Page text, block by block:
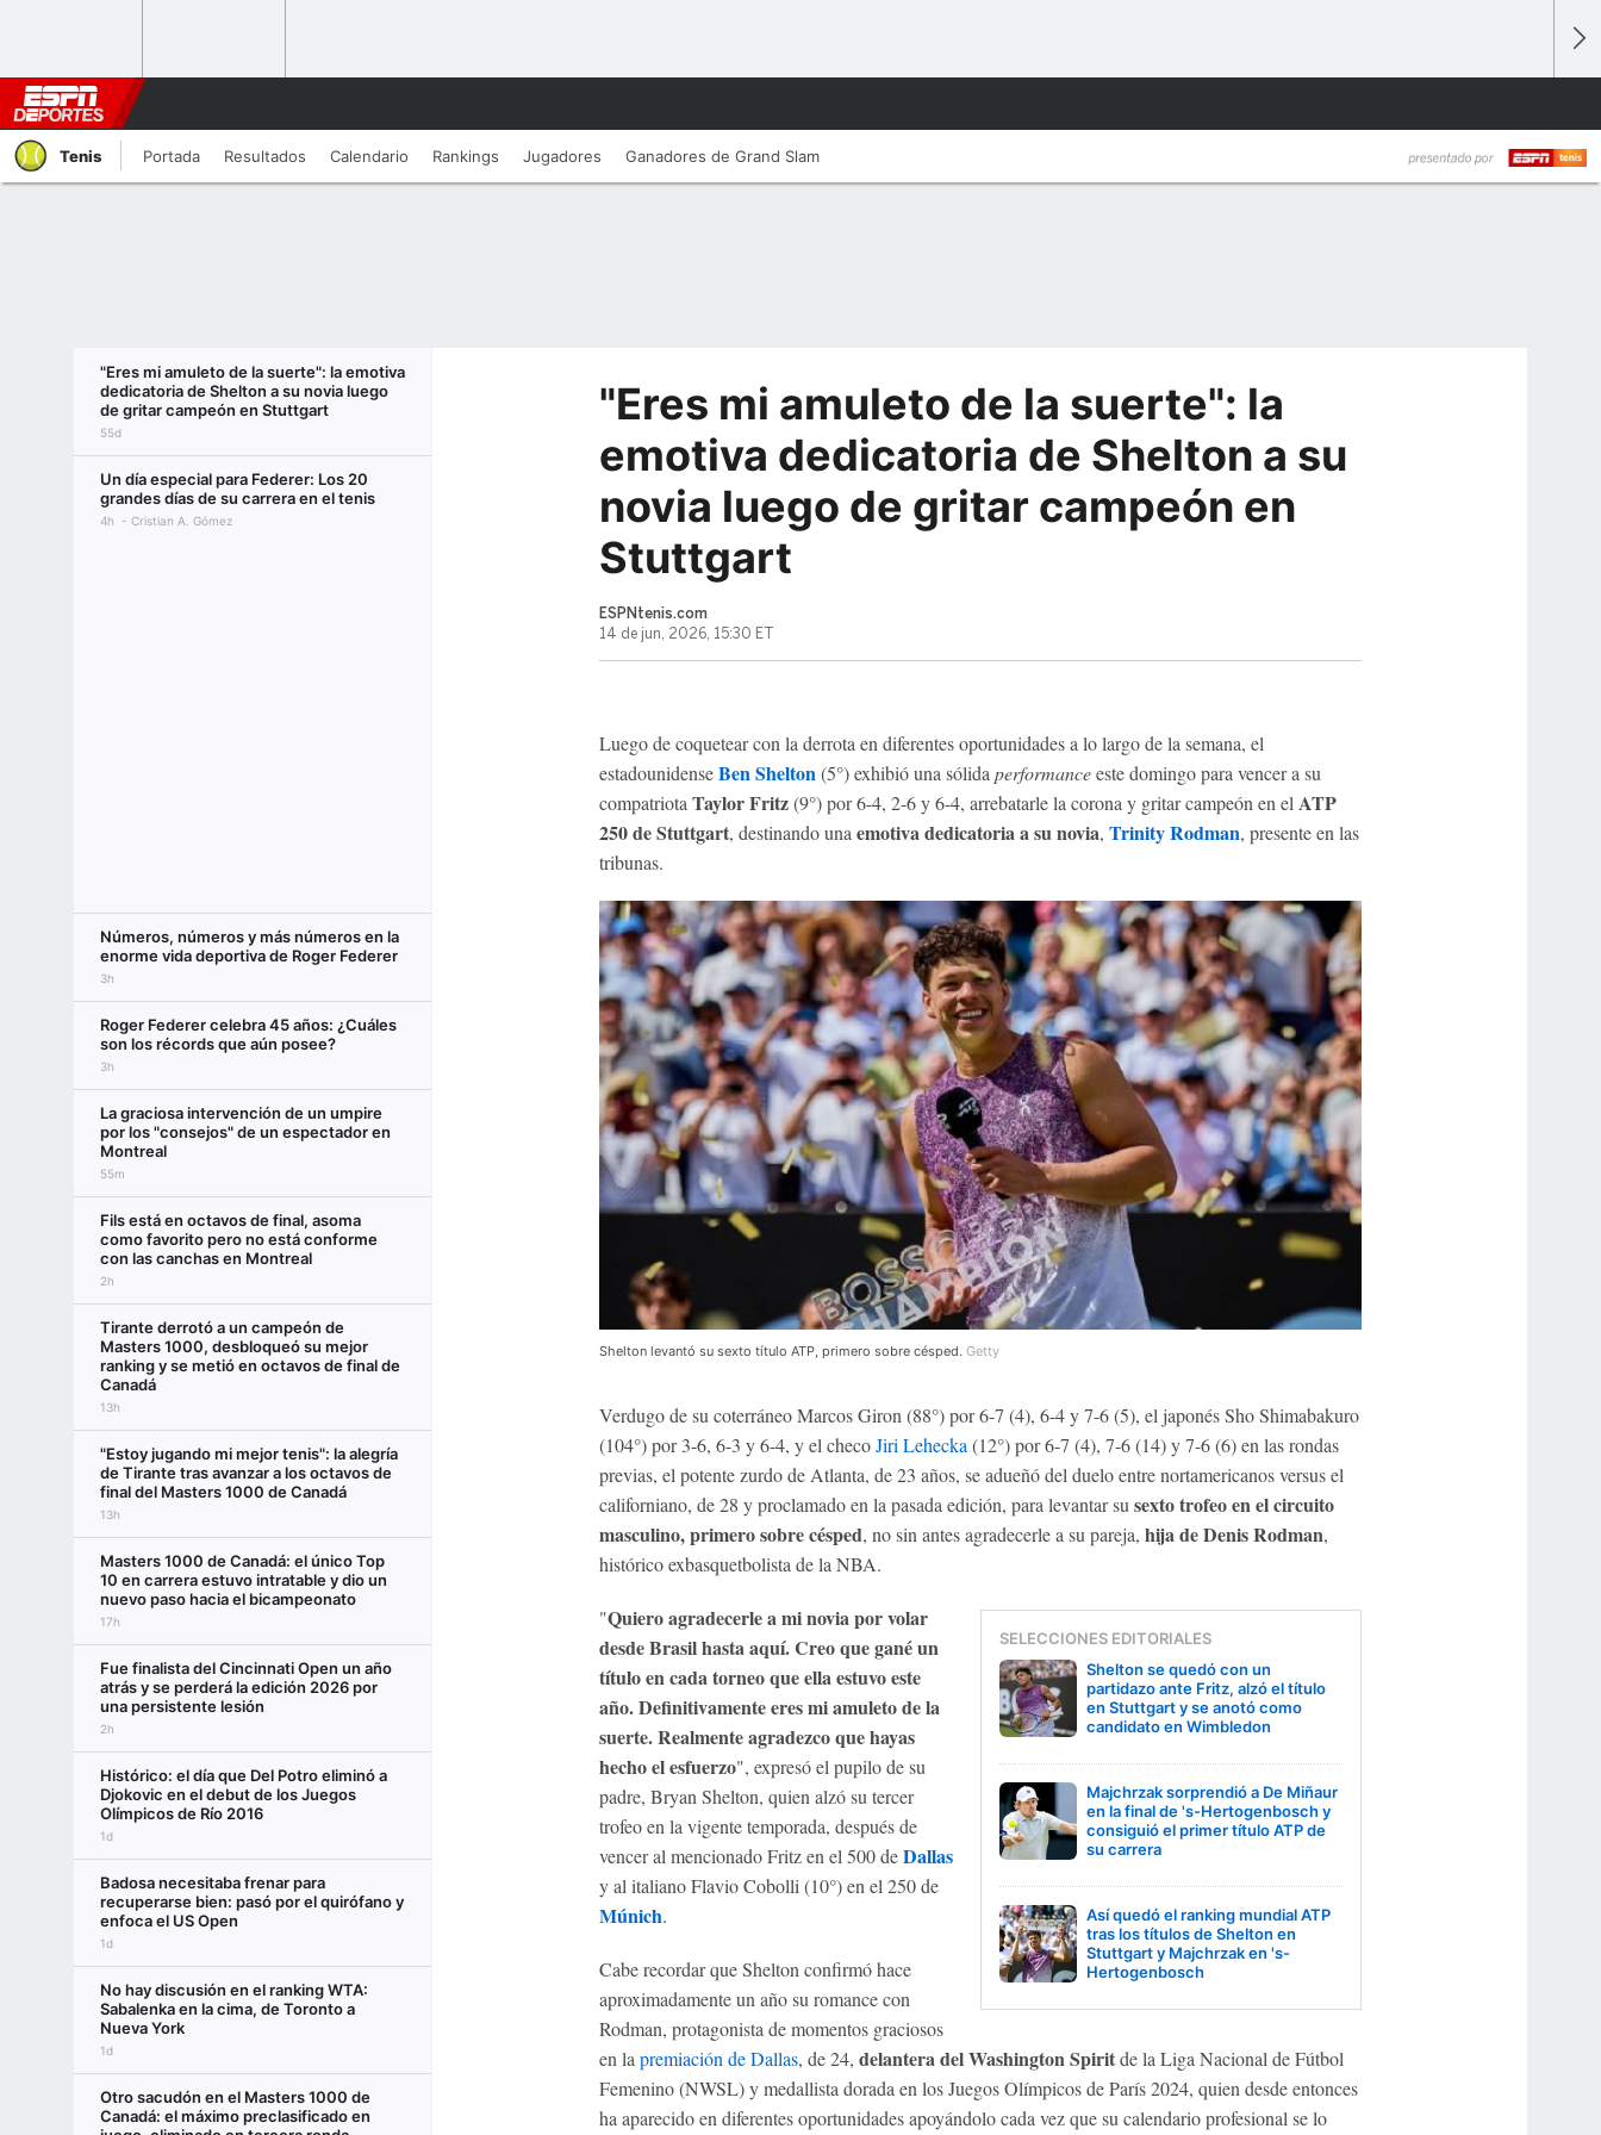
Tenis Portada Resultados Calendario Rankings Jugadores Ganadores de Grand Slam
"Eres mi amuleto de la suerte": la emotiva
dedicatoria de Shelton a su novia luego
de gritar campeón en Stuttgart
55d
Un día especial para Federer: Los 20
grandes días de su carrera en el tenis
4h Cristian A. Gómez
Números, números y más números en la
enorme vida deportiva de Roger Federer
3h
Roger Federer celebra 45 años: ¿Cuáles
son los récords que aún posee?
3h
La graciosa intervención de un umpire
por los "consejos" de un espectador en
Montreal
55m
Fils está en octavos de final, asoma
como favorito pero no está conforme
con las canchas en Montreal
2h
Tirante derrotó a un campeón de
Masters 1000, desbloqueó su mejor
ranking y se metió en octavos de final de
Canadá
13h
"Estoy jugando mi mejor tenis": la alegría
de Tirante tras avanzar a los octavos de
final del Masters 1000 de Canadá
13h
Masters 1000 de Canadá: el único Top
10 en carrera estuvo intratable y dio un
nuevo paso hacia el bicampeonato
17h
Fue finalista del Cincinnati Open un año
atrás y se perderá la edición 2026 por
una persistente lesión
2h
Histórico: el día que Del Potro eliminó a
Djokovic en el debut de los Juegos
Olímpicos de Río 2016
1d
Badosa necesitaba frenar para
recuperarse bien: pasó por el quirófano y
enfoca el US Open
1d
No hay discusión en el ranking WTA:
Sabalenka en la cima, de Toronto a
Nueva York
1d
Otro sacudón en el Masters 1000 de
Canadá: el máximo preclasificado en
"Eres mi amuleto de la suerte": la
emotiva dedicatoria de Shelton a su
novia luego de gritar campeón en
Stuttgart
ESPNtenis.com
14 de jun, 2026, 15:30 ET
Luego de coquetear con la derrota en diferentes oportunidades a lo largo de la semana, el
estadounidenseBen Shelton (5°) exhibió una sólida performanceeste domingo para vencer a su
compatriota Taylor Fritz(9°) por 6-4, 2-6 y 6-4, arrebatarle la corona y gritar campeón en el ATP
250 de Stuttgart, destinando una emotiva dedicatoria a su novia, Trinity Rodman, presente en las
tribunas.
Shelton levantó su sexto título ATP, primero sobre césped. Getty
Verdugo de su coterráneo Marcos Giron (88°) por 6-7 (4), 6-4 y 7-6 (5), el japonés Sho Shimabakuro
(104°) por 3-6, 6-3 y 6-4, y el checoJiri Lehecka(12°) por 6-7 (4), 7-6 (14) y 7-6 (6) en las rondas
previas, el potente zurdo de Atlanta, de 23 años, se adueñó del duelo entre nortamericanos versus el
californiano, de 28 y proclamado en la pasada edición, para levantar susexto trofeo en el circuito
masculino, primero sobre césped, no sin antes agradecerle a su pareja, hija de Denis Rodman,
histórico exbasquetbolista de la NBA.
SELECCIONES EDITORIALES
Shelton se quedó con un
partidazo ante Fritz, alzó el título
en Stuttgart y se anotó como
candidato en Wimbledon
Majchrzak sorprendió a De Miñaur
en la final de 's-Hertogenbosch y
consiguió el primer título ATP de
su carrera
Así quedó el ranking mundial ATP
tras los títulos de Shelton en
Stuttgart y Majchrzak en 's-
Hertogenbosch
"Quiero agradecerle a mi novia por volar
desde Brasil hasta aquí. Creo que gané un
título en cada torneo que ella estuvo este
año. Definitivamente eres mi amuleto de la
suerte. Realmente agradezco que hayas
hecho el esfuerzo", expresó el pupilo de su
padre, Bryan Shelton, quien alzó su tercer
trofeo en la vigente temporada, después de
vencer al mencionado Fritz en el 500 deDallas
y al italiano Flavio Cobolli (10°) en el 250 de
Múnich.
Cabe recordar que Shelton confirmó hace
aproximadamente un año su romance con
Rodman, protagonista de momentos graciosos
en lapremiación de Dallas, de 24, delantera del Washington Spiritde la Liga Nacional de Fútbol
Femenino (NWSL) y medallista dorada en los Juegos Olímpicos de París 2024, quien desde entonces
ha aparecido en diferentes oportunidades apoyándolo cada vez que su calendario profesional se lo